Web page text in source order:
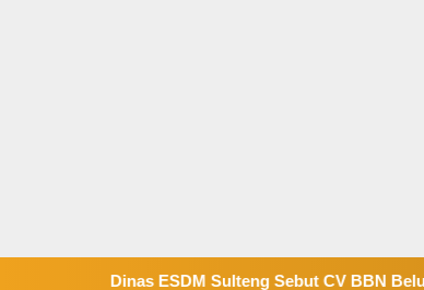
Dinas ESDM Sulteng Sebut CV BBN Belum